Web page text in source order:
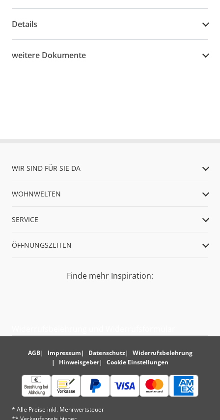
Details
weitere Dokumente
WIR SIND FÜR SIE DA
WOHNWELTEN
SERVICE
ÖFFNUNGSZEITEN
Finde mehr Inspiration:
AGB Impressum Datenschutz
Widerrufsbelehrung
Hinweisgeber
Cookie Einstellungen
* Alle Preise inkl. Mehrwertsteuer